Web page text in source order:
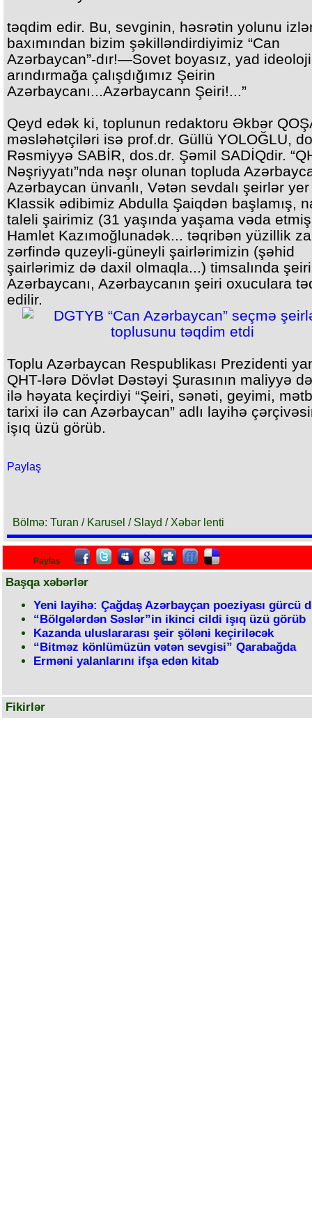
təqdim edir. Bu, sevginin, həsrətin yolunu
baxımından bizim şəkilləndirdiyimiz “Can
Azərbaycan”-dır!—Sovet boyasız, yad
arındırmağa çalışdığımız Şeirin
Azərbaycanı...Azərbaycann Şeiri!...”
Qeyd edək ki, toplunun redaktoru Əkbər
məsləhətçiləri isə prof.dr. Güllü YOLOĞLU,
Rəsmiyyə SABİR, dos.dr. Şəmil SADİQdir.
Nəşriyyatı”nda nəşr olunan topluda
Azərbaycan ünvanlı, Vətən sevdalı şeirlər yer
Klassik ədibimiz Abdulla Şaiqdən başlamış,
taleli şairimiz (31 yaşında yaşama vəda
Hamlet Kazımoğlunadək... təqribən yüzillik
zərfində quzeyli-güneyli şairlərimizin (şəhid
şairlərimiz də daxil olmaqla...) timsalında
Azərbaycanı, Azərbaycanın şeiri oxuculara
edilir.
Toplu Azərbaycan Respublikası Prezidenti
QHT-lərə Dövlət Dəstəyi Şurasının maliyyə
ilə həyata keçirdiyi “Şeiri, sənəti, geyimi,
tarixi ilə can Azərbaycan” adlı layihə
işıq üzü görüb.
Paylaş
Bölmə: Turan / Karusel / Slayd / Xəbər lenti
Paylaş
Başqa xəbərlər
Yeni layihə: Çağdaş Azərbayçan poeziyası gürcü
“Bölgələrdən Səslər”in ikinci cildi işıq üzü görüb
Kazanda uluslararası şeir şöləni keçiriləcək
“Bitməz könlümüzün vətən sevgisi” Qarabağda
Erməni yalanlarını ifşa edən kitab
Fikirlər